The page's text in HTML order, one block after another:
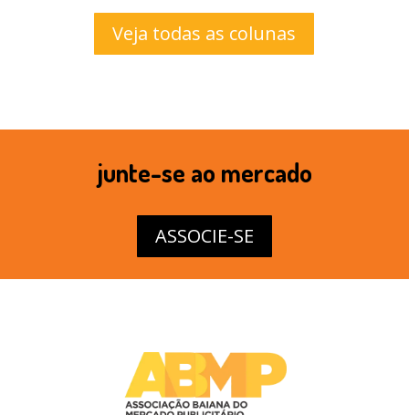
Veja todas as colunas
junte-se ao mercado
ASSOCIE-SE